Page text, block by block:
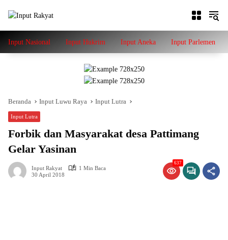
Input Nasional Input Hukrim Input Aneka Input Parlemen
Beranda Input Luwu Raya Input Lutra
Input Lutra
Forbik dan Masyarakat desa Pattimang
Gelar Yasinan
Input Rakyat
1 Min Baca
30 April 2018
637